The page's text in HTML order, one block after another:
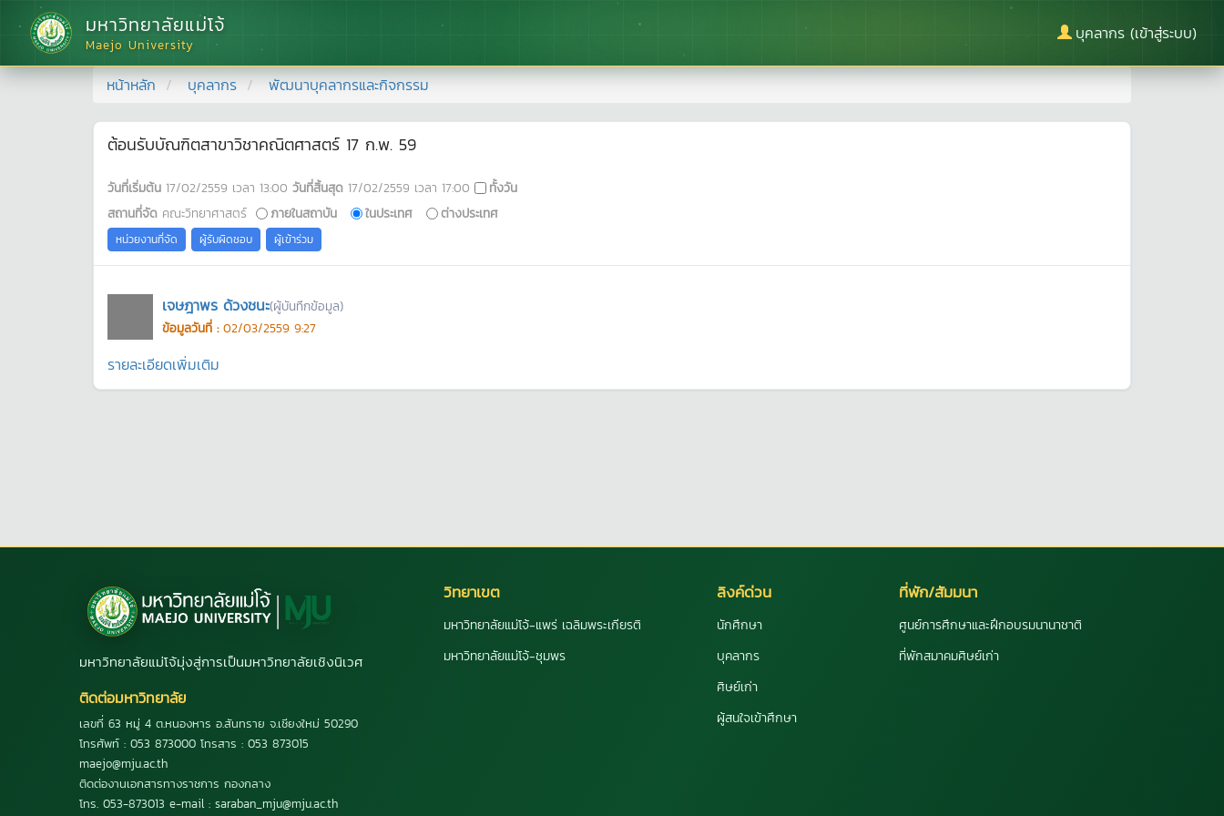
มหาวิทยาลัยแม่โจ้
Maejo University
บุคลากร (เข้าสู่ระบบ)
หน้าหลัก บุคลากร พัฒนาบุคลากรและกิจกรรม
ต้อนรับบัณฑิตสาขาวิชาคณิตศาสตร์ 17 ก.พ. 59
วันที่เริ่มต้น 17/02/2559 เวลา 13:00 วันที่สิ้นสุด 17/02/2559 เวลา 17:00
ทั้งวัน
สถานที่จัด คณะวิทยาศาสตร์ ภายในสถาบัน ในประเทศ ต่างประเทศ
หน่วยงานที่จัด ผู้รับผิดชอบ ผู้เข้าร่วม
เจษฎาพร ด้วงชนะ(ผู้บันทึกข้อมูล)
ข้อมูลวันที่ : 02/03/2559 9:27
รายละเอียดเพิ่มเติม
มหาวิทยาลัยแม่โจ้มุ่งสู่การเป็นมหาวิทยาลัยเชิงนิเวศ
ติดต่อมหาวิทยาลัย
เลขที่ 63 หมู่ 4 ต.หนองหาร อ.สันทราย จ.เชียงใหม่ 50290
โทรศัพท์ : 053 873000 โทรสาร : 053 873015
maejo@mju.ac.th
ติดต่องานเอกสารทางราชการ กองกลาง
โทร. 053-873013 e-mail : saraban_mju@mju.ac.th
วิทยาเขต
มหาวิทยาลัยแม่โจ้-แพร่ เฉลิมพระเกียรติ
มหาวิทยาลัยแม่โจ้-ชุมพร
ลิงค์ด่วน
นักศึกษา
บุคลากร
ศิษย์เก่า
ผู้สนใจเข้าศึกษา
ที่พัก/สัมมนา
ศูนย์การศึกษาและฝึกอบรมนานาชาติ
ที่พักสมาคมศิษย์เก่า